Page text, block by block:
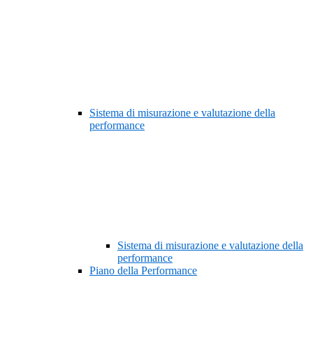
Sistema di misurazione e valutazione della
performance
Sistema di misurazione e valutazione della
performance
Piano della Performance